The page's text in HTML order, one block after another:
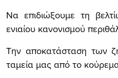
Να επιδιώξουμε τη
ενιαίου κανονισμού
Την αποκατάσταση των
ταμεία μας από το